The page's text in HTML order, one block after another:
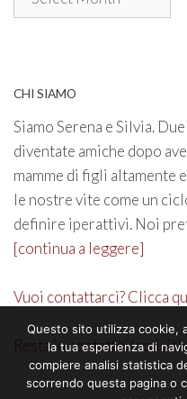
CHI SIAMO
Siamo Serena e Silvia.
diventate amiche dopo
mamme di figli altamente
le nostre vite come un
definire iperattivi. Noi
[continua a leggere]
Vuoi contattarci? Clicca
Resta in contatto.
Questo sito utilizza cookie,
la tua esperienza di
compiere analisi statistica
scorrendo questa pagina o